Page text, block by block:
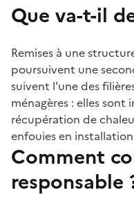
Que va-t-il
Remises à une
poursuivent une
suivent l'une des
ménagères : elles sont
récupération de
enfouies en
Comment
responsable